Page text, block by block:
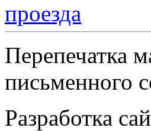
Перепечатка
письменного
Разработка